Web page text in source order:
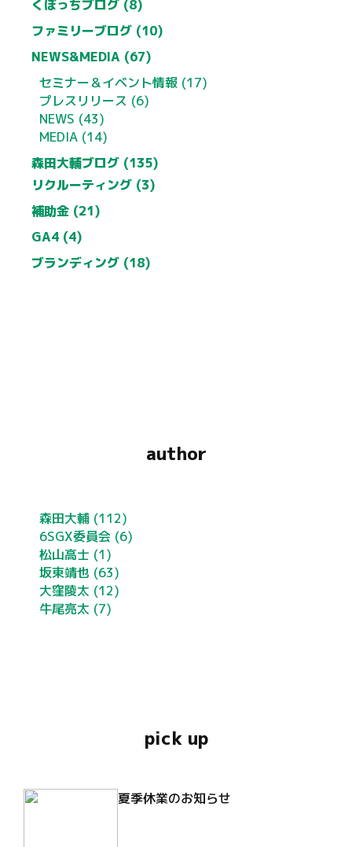
くぼっちブログ (8)
ファミリーブログ (10)
NEWS&MEDIA (67)
セミナー＆イベント情報 (17)
プレスリリース (6)
NEWS (43)
MEDIA (14)
森田大輔ブログ (135)
リクルーティング (3)
補助金 (21)
GA4 (4)
ブランディング (18)
author
森田大輔 (112)
6SGX委員会 (6)
松山高士 (1)
坂東靖也 (63)
大窪陵太 (12)
牛尾亮太 (7)
pick up
夏季休業のお知らせ